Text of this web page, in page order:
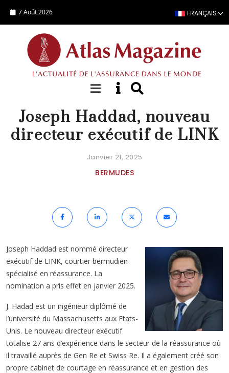
7 Août 2026 FRANÇAIS
NOMINATION
Joseph Haddad, nouveau
directeur exécutif de LINK
Janvier 21, 2025
BERMUDES
Joseph Haddad est nommé directeur
exécutif de LINK, courtier bermudien
spécialisé en réassurance. La
nomination a pris effet en janvier 2025.
J. Hadad est un ingénieur diplômé de
l’université du Massachusetts aux Etats-
Unis. Le nouveau directeur exécutif
totalise 27 ans d’expérience dans le secteur de la réassurance où
il travaillé auprès de Gen Re et Swiss Re. Il a également créé son
propre cabinet de courtage en réassurance et en gestion des